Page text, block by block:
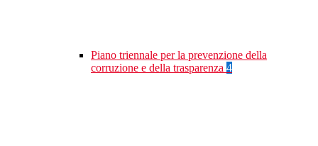
Piano triennale per la prevenzione della
corruzione e della trasparenza 4